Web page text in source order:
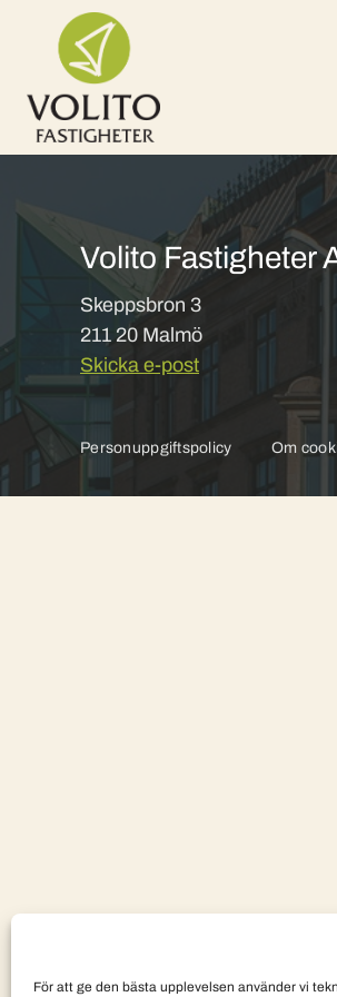
För att ge den bästa upplevelsen använder vi
Skip to content
Volito Fastigheter
Skeppsbron 3
211 20 Malmö
Skicka e-post
Personuppgiftspolicy Om